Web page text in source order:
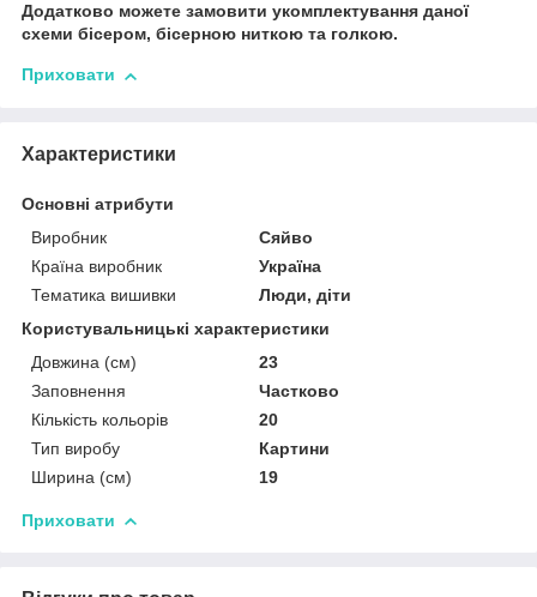
Додатково можете замовити укомплектування даної
схеми бісером, бісерною ниткою та голкою.
Приховати
Характеристики
Основні атрибути
Виробник
Сяйво
Країна виробник
Україна
Тематика вишивки
Люди, діти
Користувальницькі характеристики
Довжина (см)
23
Заповнення
Частково
Кількість кольорів
20
Тип виробу
Картини
Ширина (см)
19
Приховати